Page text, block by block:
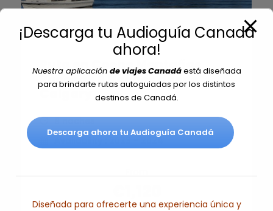
Ruta en Coche Montañas
Rocosas 8 Noches desde
8 noches
Availability : 2023 - 2024
¡Descarga tu Audioguía Canadá
ahora!
Nuestra aplicación de viajes Canadáestá diseñada
para brindarte rutas autoguiadas por los distintos
destinos de Canadá.
Descarga ahora tu Audioguía Canadá
Diseñada para ofrecerte una experiencia única y